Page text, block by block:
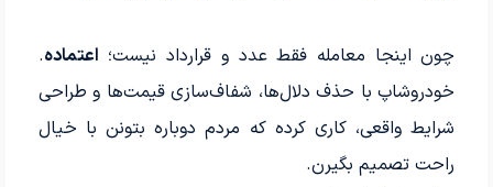
چون اینجا معامله فقط عدد و قرارداد نیست؛ اعتماده.
خودروشاپ با حذف دلال‌ها، شفاف‌سازی قیمت‌ها و طراحی
شرایط واقعی، کاری کرده که مردم دوباره بتونن با خیال
راحت تصمیم بگیرن.